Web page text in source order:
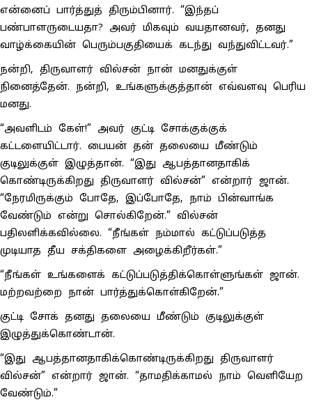
என்னைப் பார்த்துத் திரும்பினார். “இந்தப்
பண்பாளருடையதா? அவர் மிகவும் வயதானவர், தனது
வாழ்க்கையின் பெரும்பகுதியைக் கடந்து வந்துவிட்டவர்.”
நன்றி, திருவாளர் வில்சன் நான் மனதுக்குள்
நினைத்தேன். நன்றி, உங்களுக்குத்தான் எவ்வளவு பெரிய
மனது.
“அவளிடம் கேள்!” அவர் குட்டி சோக்குக்குக்
கட்டளையிட்டார். பையன் தன் தலையை மீண்டும்
குடிலுக்குள் இழுத்தான். “இது ஆபத்தானதாகிக்
கொண்டிருக்கிறது திருவாளர் வில்சன்” என்றார் ஜான்.
“நேரமிருக்கும் போதே, இப்போதே, நாம் பின்வாங்க
வேண்டும் என்று சொல்கிறேன்.” வில்சன்
பதிலளிக்கவில்லை. “நீங்கள் நம்மால் கட்டுப்படுத்த
முடியாத தீய சக்திகளை அழைக்கிறீர்கள்.”
“நீங்கள் உங்களைக் கட்டுப்படுத்திக்கொள்ளுங்கள் ஜான்.
மற்றவற்றை நான் பார்த்துக்கொள்கிறேன்.”
குட்டி சோக் தனது தலையை மீண்டும் குடிலுக்குள்
இழுத்துக்கொண்டான்.
“இது ஆபத்தானதாகிக்கொண்டிருக்கிறது திருவாளர்
வில்சன்” என்றார் ஜான். “தாமதிக்காமல் நாம் வெளியேற
வேண்டும்.”